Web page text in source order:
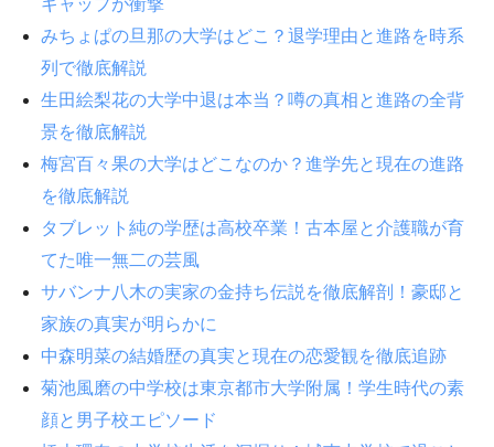
ギャップが衝撃
みちょぱの旦那の大学はどこ？退学理由と進路を時系
列で徹底解説
生田絵梨花の大学中退は本当？噂の真相と進路の全背
景を徹底解説
梅宮百々果の大学はどこなのか？進学先と現在の進路
を徹底解説
タブレット純の学歴は高校卒業！古本屋と介護職が育
てた唯一無二の芸風
サバンナ八木の実家の金持ち伝説を徹底解剖！豪邸と
家族の真実が明らかに
中森明菜の結婚歴の真実と現在の恋愛観を徹底追跡
菊池風磨の中学校は東京都市大学附属！学生時代の素
顔と男子校エピソード